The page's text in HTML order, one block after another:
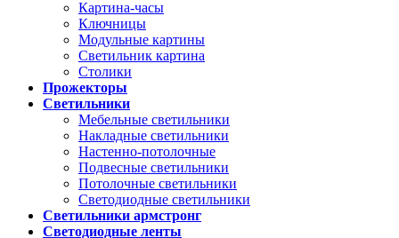
Картина-часы
Ключницы
Модульные картины
Светильник картина
Столики
Прожекторы
Светильники
Мебельные светильники
Накладные светильники
Настенно-потолочные
Подвесные светильники
Потолочные светильники
Светодиодные светильники
Светильники армстронг
Светодиодные ленты